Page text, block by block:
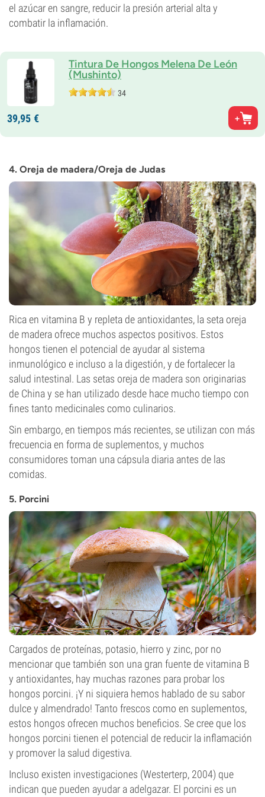
el azúcar en sangre, reducir la presión arterial alta y
combatir la inflamación.
Tintura De Hongos Melena De León
(Mushinto)
34
39,95 €
4. Oreja de madera/Oreja de Judas
Rica en vitamina B y repleta de antioxidantes, la seta oreja
de madera ofrece muchos aspectos positivos. Estos
hongos tienen el potencial de ayudar al sistema
inmunológico e incluso a la digestión, y de fortalecer la
salud intestinal. Las setas oreja de madera son originarias
de China y se han utilizado desde hace mucho tiempo con
fines tanto medicinales como culinarios.
Sin embargo, en tiempos más recientes, se utilizan con más
frecuencia en forma de suplementos, y muchos
consumidores toman una cápsula diaria antes de las
comidas.
5. Porcini
Cargados de proteínas, potasio, hierro y zinc, por no
mencionar que también son una gran fuente de vitamina B
y antioxidantes, hay muchas razones para probar los
hongos porcini. ¡Y ni siquiera hemos hablado de su sabor
dulce y almendrado! Tanto frescos como en suplementos,
estos hongos ofrecen muchos beneficios. Se cree que los
hongos porcini tienen el potencial de reducir la inflamación
y promover la salud digestiva.
Incluso existen investigaciones (Westerterp, 2004) que
indican que pueden ayudar a adelgazar. El porcini es un